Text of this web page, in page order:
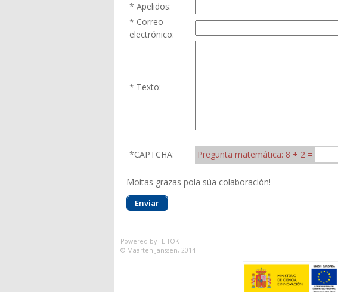
* Apelidos:
* Correo
electrónico:
* Texto:
*CAPTCHA: Pregunta matemática: 8 + 2 =
Moitas grazas pola súa colaboración!
Powered by TEITOK
© Maarten Janssen, 2014